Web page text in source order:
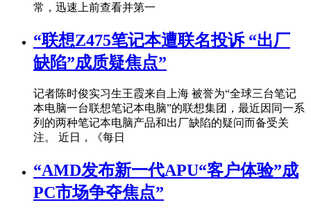
常，迅速上前查看并第一
“联想Z475笔记本遭联名投诉 “出厂
缺陷”成质疑焦点”
记者陈时俊实习生王霞来自上海 被誉为“全球三台笔记
本电脑一台联想笔记本电脑”的联想集团，最近因同一系
列的两种笔记本电脑产品和出厂缺陷的疑问而备受关
注。 近日，《每日
“AMD发布新一代APU“客户体验”成
PC市场争夺焦点”